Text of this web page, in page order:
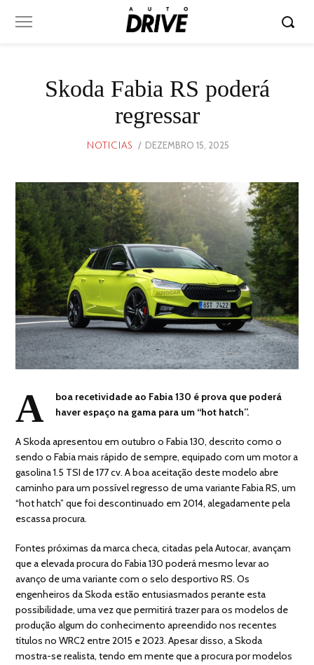
Skoda Fabia RS poderá
regressar
NOTICIAS
POSTED
DEZEMBRO 15, 2025
A
boa recetividade ao Fabia 130 é prova que poderá
haver espaço na gama para um “hot hatch”.
A Skoda apresentou em outubro o Fabia 130, descrito como o
sendo o Fabia mais rápido de sempre, equipado com um motor a
gasolina 1.5 TSI de 177 cv. A boa aceitação deste modelo abre
caminho para um possível regresso de uma variante Fabia RS, um
“hot hatch” que foi descontinuado em 2014, alegadamente pela
escassa procura.
Fontes próximas da marca checa, citadas pela Autocar, avançam
que a elevada procura do Fabia 130 poderá mesmo levar ao
avanço de uma variante com o selo desportivo RS. Os
engenheiros da Skoda estão entusiasmados perante esta
possibilidade, uma vez que permitirá trazer para os modelos de
produção algum do conhecimento apreendido nos recentes
títulos no WRC2 entre 2015 e 2023. Apesar disso, a Skoda
mostra-se realista, tendo em mente que a procura por modelos